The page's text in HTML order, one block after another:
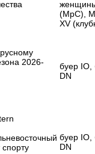
(МрС),
XV
2026-
буер IO,
DN
буер IO,
DN